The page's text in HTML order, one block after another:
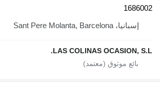
1686002
إسبانيا، Sant Pere Molanta, Barcelona
LAS COLINAS OCASION, S.L.